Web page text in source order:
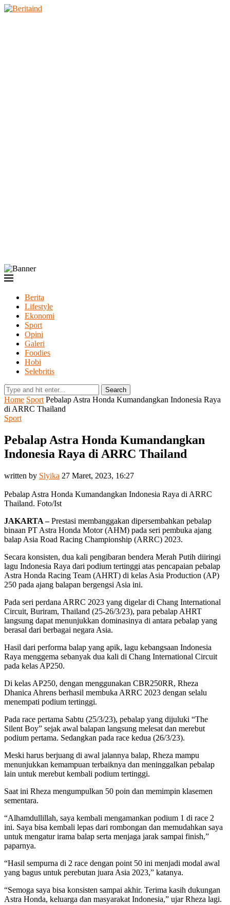
Berita
Lifestyle
Ekonomi
Sport
Opini
Galeri
Foodies
Hobi
Selebritis
Search
Home Sport Pebalap Astra Honda Kumandangkan Indonesia Raya
di ARRC Thailand
Sport
Pebalap Astra Honda Kumandangkan
Indonesia Raya di ARRC Thailand
written by Slyika 27 Maret, 2023, 16:27
Pebalap Astra Honda Kumandangkan Indonesia Raya di ARRC
Thailand. Foto/Ist
JAKARTA –Prestasi membanggakan dipersembahkan pebalap
binaan PT Astra Honda Motor (AHM) pada seri pembuka ajang
balap Asia Road Racing Championship (ARRC) 2023.
Secara konsisten, dua kali pengibaran bendera Merah Putih diiringi
lagu Indonesia Raya dari podium tertinggi atas pencapaian pebalap
Astra Honda Racing Team (AHRT) di kelas Asia Production (AP)
250 pada ajang balapan bergengsi Asia ini.
Pada seri perdana ARRC 2023 yang digelar di Chang International
Circuit, Buriram, Thailand (25-26/3/23), para pebalap AHRT
langsung dapat menunjukkan dominasinya di antara pebalap yang
berasal dari berbagai negara Asia.
Hasil dari performa balap yang apik, lagu kebangsaan Indonesia
Raya menggema sebanyak dua kali di Chang International Circuit
pada kelas AP250.
Di kelas AP250, dengan menggunakan CBR250RR, Rheza
Dhanica Ahrens berhasil membuka ARRC 2023 dengan selalu
menempati podium tertinggi.
Pada race pertama Sabtu (25/3/23), pebalap yang dijuluki “The
Silent Boy” sejak awal balapan langsung melesat dan merebut
podium pertama. Sedangkan pada race kedua (26/3/23).
Meski harus berjuang di awal jalannya balap, Rheza mampu
menunjukkan kemampuan terbaiknya dan meninggalkan pebalap
lain untuk merebut kembali podium tertinggi.
Saat ini Rheza mengumpulkan 50 poin dan memimpin klasemen
sementara.
“Alhamdullillah, saya kembali mengamankan podium 1 di race 2
ini. Saya bisa kembali lepas dari rombongan dan memudahkan saya
untuk mengatur irama balap serta menjaga jarak sampai finish,”
paparnya.
“Hasil sempurna di 2 race dengan point 50 ini menjadi modal awal
yang bagus untuk perebutan juara Asia 2023,” katanya.
“Semoga saya bisa konsisten sampai akhir. Terima kasih dukungan
Astra Honda, keluarga dan masyarakat Indonesia,” ujar Rheza lagi.